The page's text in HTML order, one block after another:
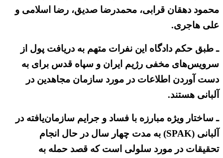
محمود دهقان قرابی، محمدرضا صدیق، رضا اسلامی و
علی هاجری.
ـ طبق حکم دادگاه این نفرات متهم به دریافت پول از
سرویس‌های مخفی رژیم ایران و سپاه قدس برای به
دست آوردن اطلاعات در مورد سازمان مجاهدین در
آلبانی هستند.
ـ ساختار ویژه مبارزه با فساد و جرایم سازمان‌یافته در
آلبانی (SPAK) به مدت چهار سال در حال انجام
تحقیقات در مورد سلولی است که قصد حمله به